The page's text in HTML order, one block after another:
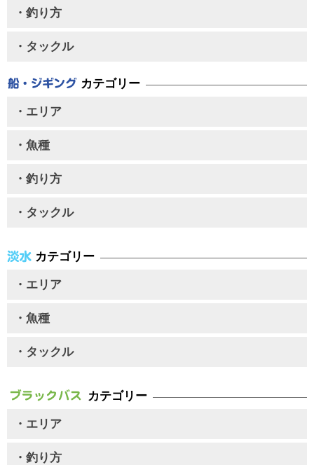
・釣り方
・タックル
カテゴリー
・エリア
・魚種
・釣り方
・タックル
カテゴリー
・エリア
・魚種
・タックル
カテゴリー
・エリア
・釣り方